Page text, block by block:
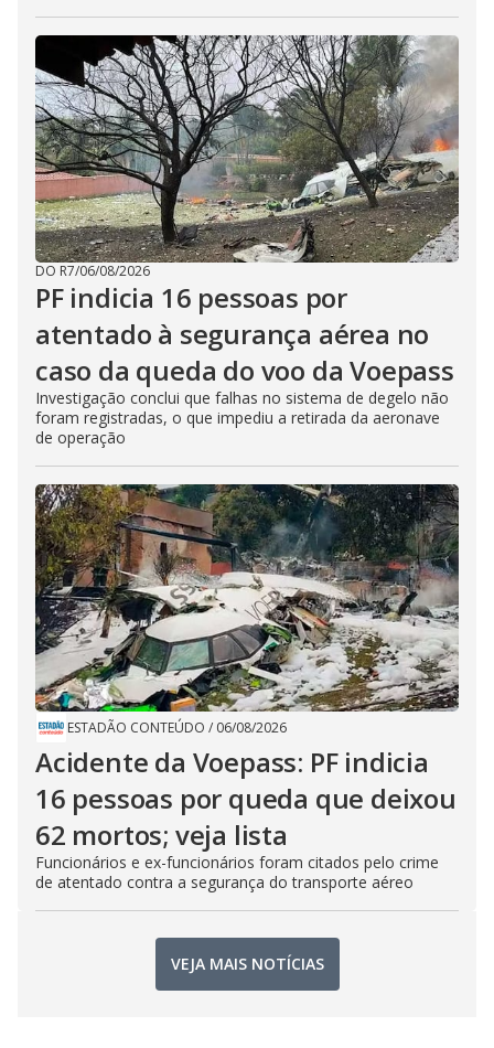
DO R7/06/08/2026
PF indicia 16 pessoas por
atentado à segurança aérea no
caso da queda do voo da Voepass
Investigação conclui que falhas no sistema de degelo não
foram registradas, o que impediu a retirada da aeronave
de operação
ESTADÃO CONTEÚDO / 06/08/2026
Acidente da Voepass: PF indicia
16 pessoas por queda que deixou
62 mortos; veja lista
Funcionários e ex-funcionários foram citados pelo crime
de atentado contra a segurança do transporte aéreo
VEJA MAIS NOTÍCIAS